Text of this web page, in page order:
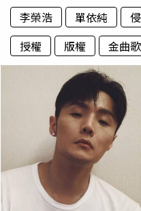
李榮浩 單依純
授權
版權 金曲